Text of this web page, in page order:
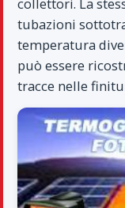
collettori. La
tubazioni
temperatura
può essere
tracce nelle